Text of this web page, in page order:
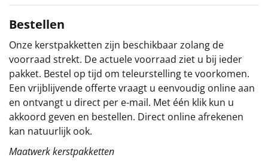
Particulier
Kerstgeschenken 2026
Relatiegeschenken
Cadeaubon
Bestellen
Onze kerstpakketten zijn beschikbaar zolang de
voorraad strekt. De actuele voorraad ziet u bij ieder
pakket. Bestel op tijd om teleurstelling te voorkomen.
Een vrijblijvende offerte vraagt u eenvoudig online aan
en ontvangt u direct per e-mail. Met één klik kun u
akkoord geven en bestellen. Direct online afrekenen
kan natuurlijk ook.
Maatwerk kerstpakketten